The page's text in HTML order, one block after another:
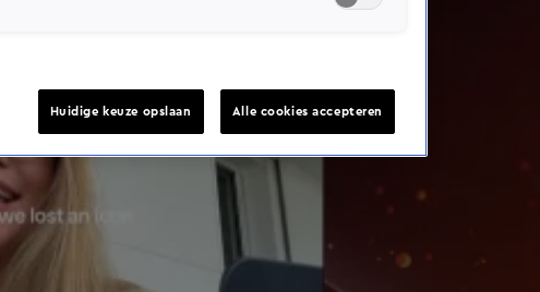
Huidige keuze opslaan Alle cookies accepteren